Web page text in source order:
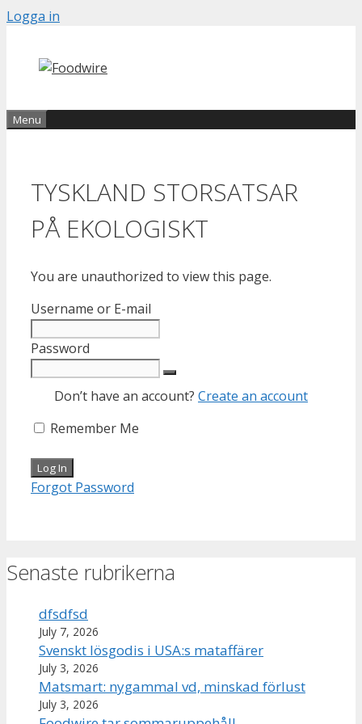
Skip
content
Logga in
Menu
TYSKLAND STORSATSAR
PÅ EKOLOGISKT
You are unauthorized to view this page.
Username or E-mail
Password
Don’t have an account? Create an account
Remember Me
Forgot Password
Senaste rubrikerna
dfsdfsd
July 7, 2026
Svenskt lösgodis i USA:s mataffärer
July 3, 2026
Matsmart: nygammal vd, minskad förlust
July 3, 2026